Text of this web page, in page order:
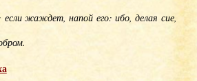
если жаждет, напой его: ибо, делая сие,